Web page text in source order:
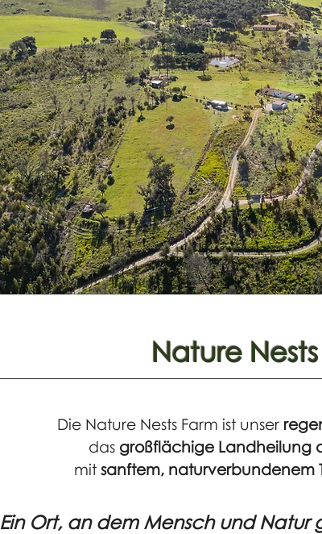
Nature
Die Nature Nests Farm ist unser
das großflächige Landheilung
mit sanftem, naturverbundenem
Ein Ort, an dem Mensch und Natur